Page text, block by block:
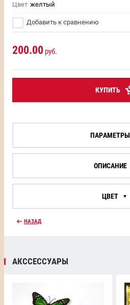
Цвет желтый
Добавить к сравнению
200.00 руб.
КУПИТЬ
ПАРАМЕТРЫ
ОПИСАНИЕ
ЦВЕТ
НАЗАД
АКССЕССУАРЫ